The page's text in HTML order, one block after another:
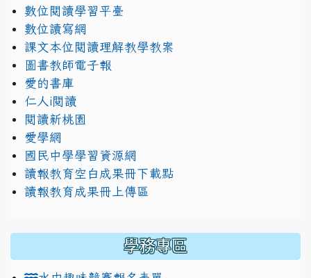
數位閱讀學習平臺
數位讀寫網
課文本位閱讀理解教學教案
圖書教師電子報
愛的書庫
仁人i閱讀
閱讀新桃園
愛學網
國民中學學習資源網
讀報教育空白成果冊下載點
讀報教育成果冊上傳區
學務專區